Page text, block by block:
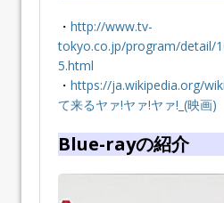
・ http://www.tv-
tokyo.co.jp/program/detail/
5.html
・ https://ja.wikipedia.org/
て来るヤァ!ヤァ!ヤァ!_(映画)
Blue-rayの紹介